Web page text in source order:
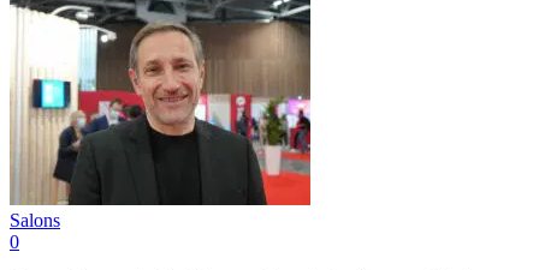
Salons
0